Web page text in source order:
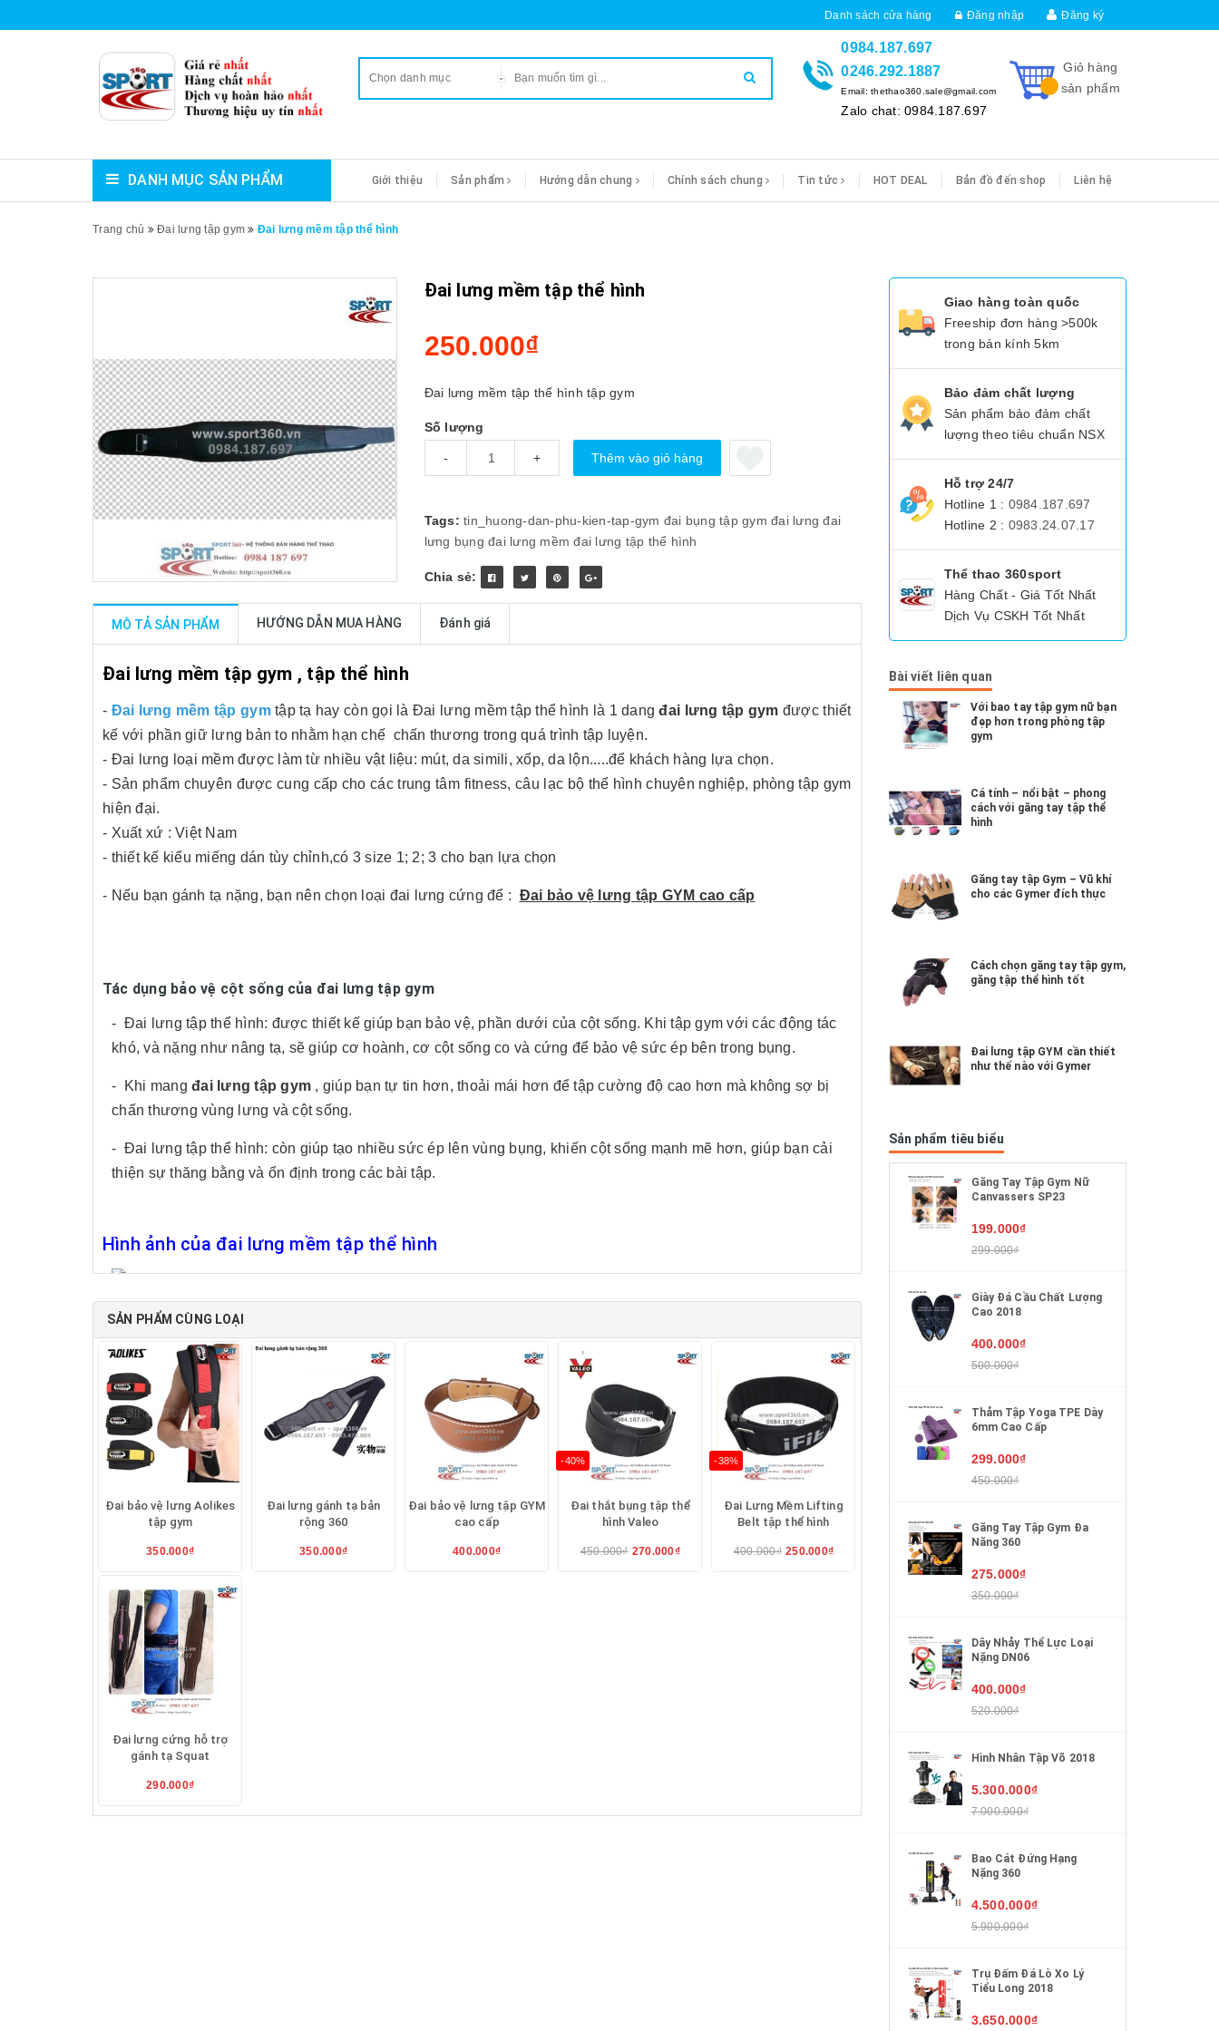
Danh sách cửa hàng Đăng nhập Đăng ký
Chọn danh mục
Giỏ hàng
sản phẩm
0984.187.697
0246.292.1887
Email: thethao360.sale@gmail.com
Zalo chat: 0984.187.697
DANH MỤC SẢN PHẨM Giới thiệu Sản phẩm Hướng dẫn chung Chính sách chung Tin tức HOT DEAL Bản đồ đến shop Liên hệ
Trang chủ Đai lưng tập gym Đai lưng mềm tập thể hình
Đai lưng mềm tập thể hình
250.000₫
Đai lưng mềm tập thể hình tập gym
Số lượng
- + Thêm vào giỏ hàng
Tags:tin_huong-dan-phu-kien-tap-gym đai bụng tập gym đai lưng đai
lưng bụng đai lưng mềm đai lưng tập thể hình
Chia sẻ:
MÔ TẢ SẢN PHẨM HƯỚNG DẪN MUA HÀNG Đánh giá
Đai lưng mềm tập gym , tập thể hình
- Đai lưng mềm tập gymtập tạ hay còn gọi là Đai lưng mềm tập thể hình là 1 dangđai lưng tập gym được thiết
kế với phần giữ lưng bản to nhằm hạn chế chấn thương trong quá trình tập luyện.
- Đai lưng loại mềm được làm từ nhiều vật liệu: mút, da simili, xốp, da lộn.....để khách hàng lựa chọn.
- Sản phẩm chuyên được cung cấp cho các trung tâm fitness, câu lạc bộ thể hình chuyên nghiệp, phòng tập gym
hiện đại.
- Xuất xứ : Việt Nam
- thiết kế kiểu miếng dán tùy chỉnh,có 3 size 1; 2; 3 cho bạn lựa chọn
- Nếu bạn gánh tạ nặng, bạn nên chọn loại đai lưng cứng để : Đai bảo vệ lưng tập GYM cao cấp
Tác dụng bảo vệ cột sống của đai lưng tập gym
- Đai lưng tập thể hình: được thiết kế giúp bạn bảo vệ, phần dưới của cột sống. Khi tập gym với các động tác
khó, và nặng như nâng tạ, sẽ giúp cơ hoành, cơ cột sống co và cứng để bảo vệ sức ép bên trong bụng.
- Khi mang đai lưng tập gym , giúp bạn tự tin hơn, thoải mái hơn để tập cường độ cao hơn mà không sợ bị
chấn thương vùng lưng và cột sống.
- Đai lưng tập thể hình: còn giúp tạo nhiều sức ép lên vùng bụng, khiến cột sống mạnh mẽ hơn, giúp bạn cải
thiện sự thăng bằng và ổn định trong các bài tập.
Hình ảnh của đai lưng mềm tập thể hình
Các loại đai lưng tập GYM mà Thể thao 360 đang cung cấp
Loại đai lưng mềm :
+Đai thắt bụng tập thể hình Valeo: 350k
Đai Lưng Mềm Lifting Belt tập thể hình
: 400k ( hàng nhập ,bán chạy nhất,loại miếng dán điều chỉnh
Loại đai lưng Cứng :
Đai lưng cứng hỗ trợ gánh tạ :
cao )
SẢN PHẨM CÙNG LOẠI
Đai bảo vệ lưng Aolikes
tập gym
350.000₫
Đai lưng gánh tạ bản
rộng 360
350.000₫
Đai bảo vệ lưng tập GYM
cao cấp
400.000₫
-40%
Đai thắt bụng tập thể
hình Valeo
450.000₫ 270.000₫
-38%
Đai Lưng Mềm Lifting
Belt tập thể hình
400.000₫ 250.000₫
Đai lưng cứng hỗ trợ
gánh tạ Squat
290.000₫
Giao hàng toàn quốc
Freeship đơn hàng >500k
trong bán kính 5km
Bảo đảm chất lượng
Sản phẩm bảo đảm chất
lượng theo tiêu chuẩn NSX
Hỗ trợ 24/7
Hotline 1 : 0984.187.697
Hotline 2 : 0983.24.07.17
Thể thao 360sport
Hàng Chất - Giá Tốt Nhất
Dịch Vụ CSKH Tốt Nhất
Bài viết liên quan
Với bao tay tập gym nữ bạn
đẹp hơn trong phòng tập
gym
Cá tính – nổi bật – phong
cách với găng tay tập thể
hình
Găng tay tập Gym – Vũ khí
cho các Gymer đích thực
Cách chọn găng tay tập gym,
găng tập thể hình tốt
Đai lưng tập GYM cần thiết
như thế nào với Gymer
Sản phẩm tiêu biểu
Găng Tay Tập Gym Nữ
Canvassers SP23
199.000₫
299.000₫
Giày Đá Cầu Chất Lượng
Cao 2018
400.000₫
500.000₫
Thảm Tập Yoga TPE Dày
6mm Cao Cấp
299.000₫
450.000₫
Găng Tay Tập Gym Đa
Năng 360
275.000₫
350.000₫
Dây Nhảy Thể Lực Loại
Nặng DN06
400.000₫
520.000₫
Hình Nhân Tập Võ 2018
5.300.000₫
7.000.000₫
Bao Cát Đứng Hạng
Nặng 360
4.500.000₫
5.900.000₫
Trụ Đấm Đá Lò Xo Lý
Tiểu Long 2018
3.650.000₫